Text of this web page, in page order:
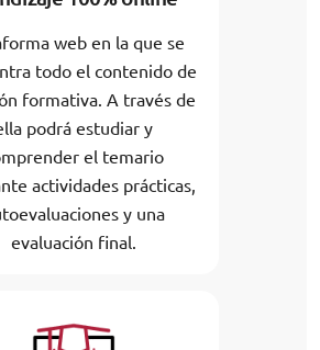
web en la que se
todo el contenido de
formativa. A través de
podrá estudiar y
el temario
actividades prácticas,
y una
evaluación final.